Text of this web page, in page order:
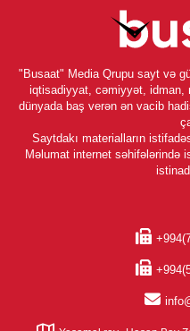
"Busaat" Media Qrupu sayt və
iqtisadiyyat, cəmiyyət, idman,
dünyada baş verən ən vacib
Saytdakı materialların
Məlumat internet səhifələrində